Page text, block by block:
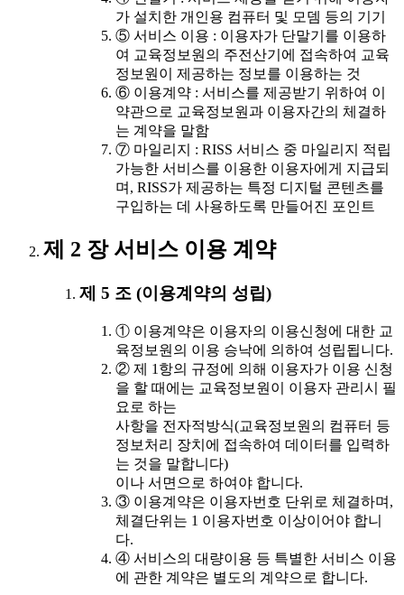
가 설치한 개인용 컴퓨터 및 모뎀 등의 기기
⑤ 서비스 이용 : 이용자가 단말기를 이용하
여 교육정보원의 주전산기에 접속하여 교육
정보원이 제공하는 정보를 이용하는 것
⑥ 이용계약 : 서비스를 제공받기 위하여 이
약관으로 교육정보원과 이용자간의 체결하
는 계약을 말함
⑦ 마일리지 : RISS 서비스 중 마일리지 적립
가능한 서비스를 이용한 이용자에게 지급되
며, RISS가 제공하는 특정 디지털 콘텐츠를
구입하는 데 사용하도록 만들어진 포인트
제 2 장 서비스 이용 계약
제 5 조 (이용계약의 성립)
① 이용계약은 이용자의 이용신청에 대한 교
육정보원의 이용 승낙에 의하여 성립됩니다.
② 제 1항의 규정에 의해 이용자가 이용 신청
을 할 때에는 교육정보원이 이용자 관리시 필
요로 하는
사항을 전자적방식(교육정보원의 컴퓨터 등
정보처리 장치에 접속하여 데이터를 입력하
는 것을 말합니다)
이나 서면으로 하여야 합니다.
③ 이용계약은 이용자번호 단위로 체결하며,
체결단위는 1 이용자번호 이상이어야 합니
다.
④ 서비스의 대량이용 등 특별한 서비스 이용
에 관한 계약은 별도의 계약으로 합니다.